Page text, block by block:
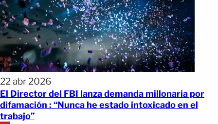
22 abr 2026
El Director del FBI lanza demanda millonaria por
difamación : “Nunca he estado intoxicado en el
trabajo”